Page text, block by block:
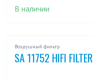
В наличии
Воздушный фильтр
SA 11752 HIFI FILTER